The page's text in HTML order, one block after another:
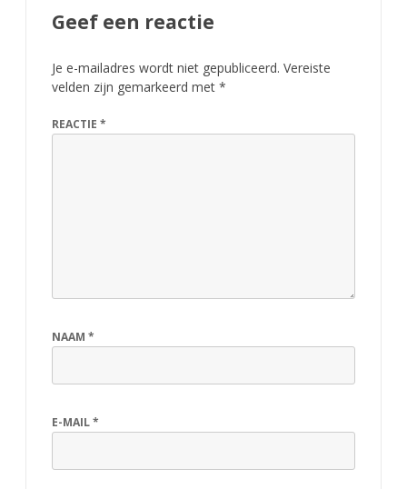
Geef een reactie
Je e-mailadres wordt niet gepubliceerd. Vereiste
velden zijn gemarkeerd met *
REACTIE *
NAAM *
E-MAIL*